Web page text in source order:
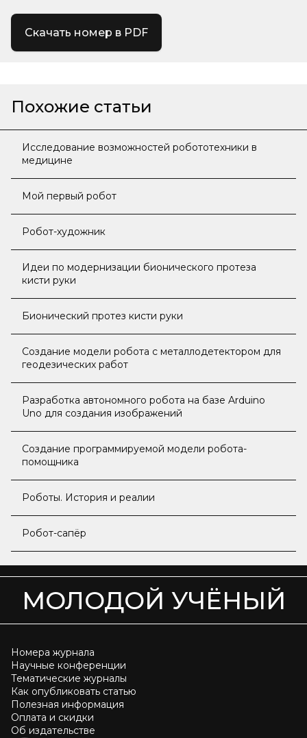
Скачать номер в PDF
Похожие статьи
Исследование возможностей робототехники в
медицине
Мой первый робот
Робот-художник
Идеи по модернизации бионического протеза
кисти руки
Бионический протез кисти руки
Создание модели робота с металлодетектором для
геодезических работ
Разработка автономного робота на базе Arduino
Uno для создания изображений
Создание программируемой модели робота-
помощника
Роботы. История и реалии
Робот-сапёр
МОЛОДОЙ УЧЁНЫЙ
Номера журнала
Научные конференции
Тематические журналы
Как опубликовать статью
Полезная информация
Оплата и скидки
Об издательстве